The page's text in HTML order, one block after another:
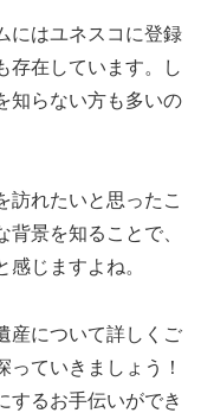
にはユネスコに登録
存在しています。し
知らない方も多いの
訪れたいと思ったこ
景を知ることで、
じますよね。
産について詳しくご
ていきましょう！
するお手伝いができ